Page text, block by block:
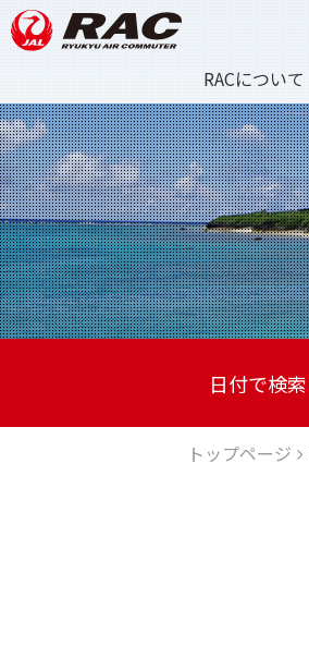
RACについて
日付で検索
トップページ